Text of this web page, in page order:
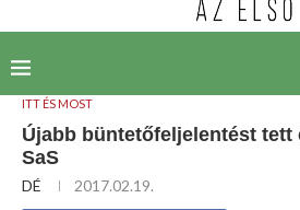
ITT ÉS MOST
Újabb büntetőfeljelentést tett
SaS
DÉ 2017.02.19.